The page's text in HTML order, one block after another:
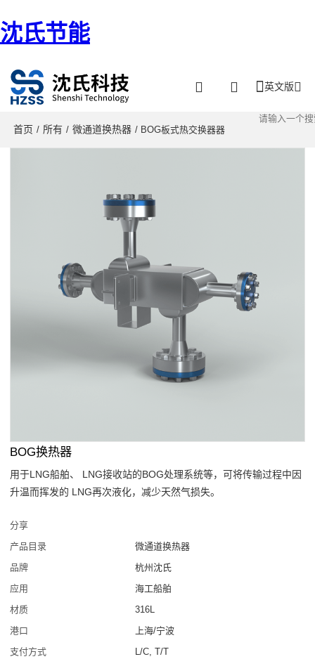
沈氏节能
英文版
首页 / 所有 / 微通道换热器 / BOG板式热交换器器
BOG换热器
用于LNG船舶、 LNG接收站的BOG处理系统等，可将传输过程中因
升温而挥发的 LNG再次液化，减少天然气损失。
分享
产品目录
微通道换热器
品牌
杭州沈氏
应用
海工船舶
材质
316L
港口
上海/宁波
支付方式
L/C, T/T